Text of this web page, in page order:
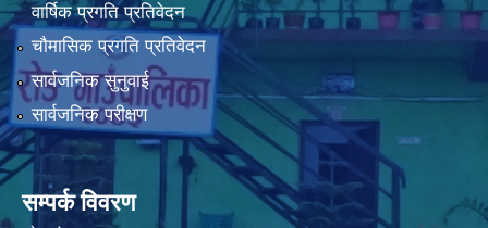
वार्षिक प्रगति प्रतिवेदन
चौमासिक प्रगति प्रतिवेदन
सार्वजनिक सुनुवाई
सार्वजनिक परीक्षण
सम्पर्क विवरण